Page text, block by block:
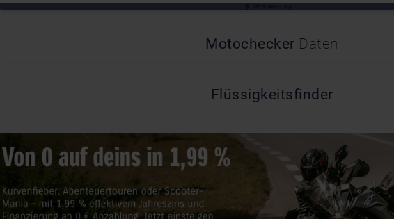
Motochecker Daten
Flüssigkeitsfinder